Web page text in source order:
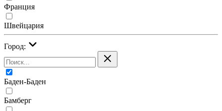
Франция
Швейцария
Город:
Баден-Баден
Бамберг